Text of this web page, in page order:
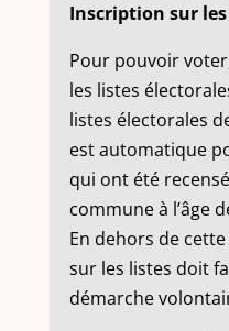
Inscription sur
Pour pouvoir
les listes
listes électorales
est automatique
qui ont été
commune à l’âge
En dehors de
sur les listes doit
démarche